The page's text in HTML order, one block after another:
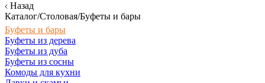
Назад
Каталог/Столовая/Буфеты и бары
Буфеты и бары
Буфеты из дерева
Буфеты из дуба
Буфеты из сосны
Комоды для кухни